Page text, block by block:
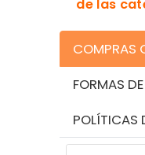
de las
COMPRAS
FORMAS
POLÍTICAS